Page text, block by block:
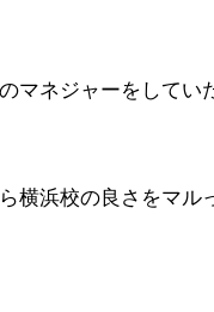
マネジャーをしてい
横浜校の良さをマル